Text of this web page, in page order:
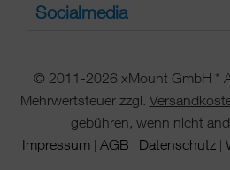
Socialmedia
© 2011-2026 xMount GmbH *
Mehrwertsteuer zzgl.
gebühren, wenn nicht
Impressum | AGB | Datenschutz |